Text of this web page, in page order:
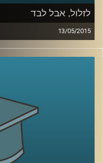
לזלול, אבל לבד
13/05/2015
ליאור זלמנסון עוסק
האם פרסום הוא
באמנות הוא מייסד
בסינמטק
המהפכה הדיגיטלית
ייצוגים בקולנוע.